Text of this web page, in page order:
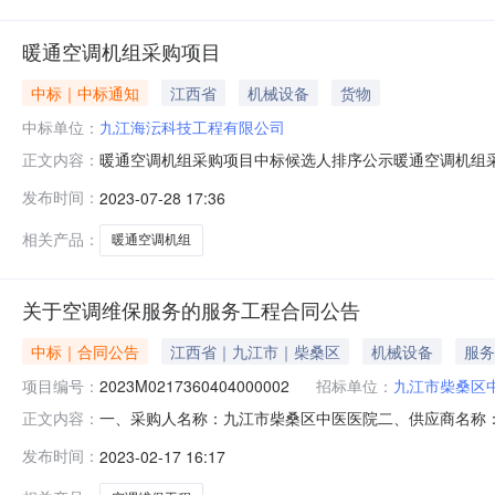
暖通空调机组采购项目
中标｜中标通知 江西省 机械设备
货物
中标单位： 九江海沄科技工程有限公司
正文内容： 暖通空调机组采购项目中标候选人排序公示暖通空调机
评标结果有异议的，应当在网上公示之日起三日内提出
证材料（加盖单位公章）送达以下异
发布时间： 2023-07-28 17:36
相关产品：
暖通空调机组
关于空调维保服务的服务工程合同公告
中标｜合同公告 江西省｜九江市｜柴桑区 机械设备
服务
项目编号： 2023M0217360404000002 招标单位： 九江市柴桑区
正文内容： 一、采购人名称：九江市柴桑区中医医院二、供应商名
1.006900069000服务要求或标的基本概况：七、其它事
山西路
发布时间： 2023-02-17 16:17